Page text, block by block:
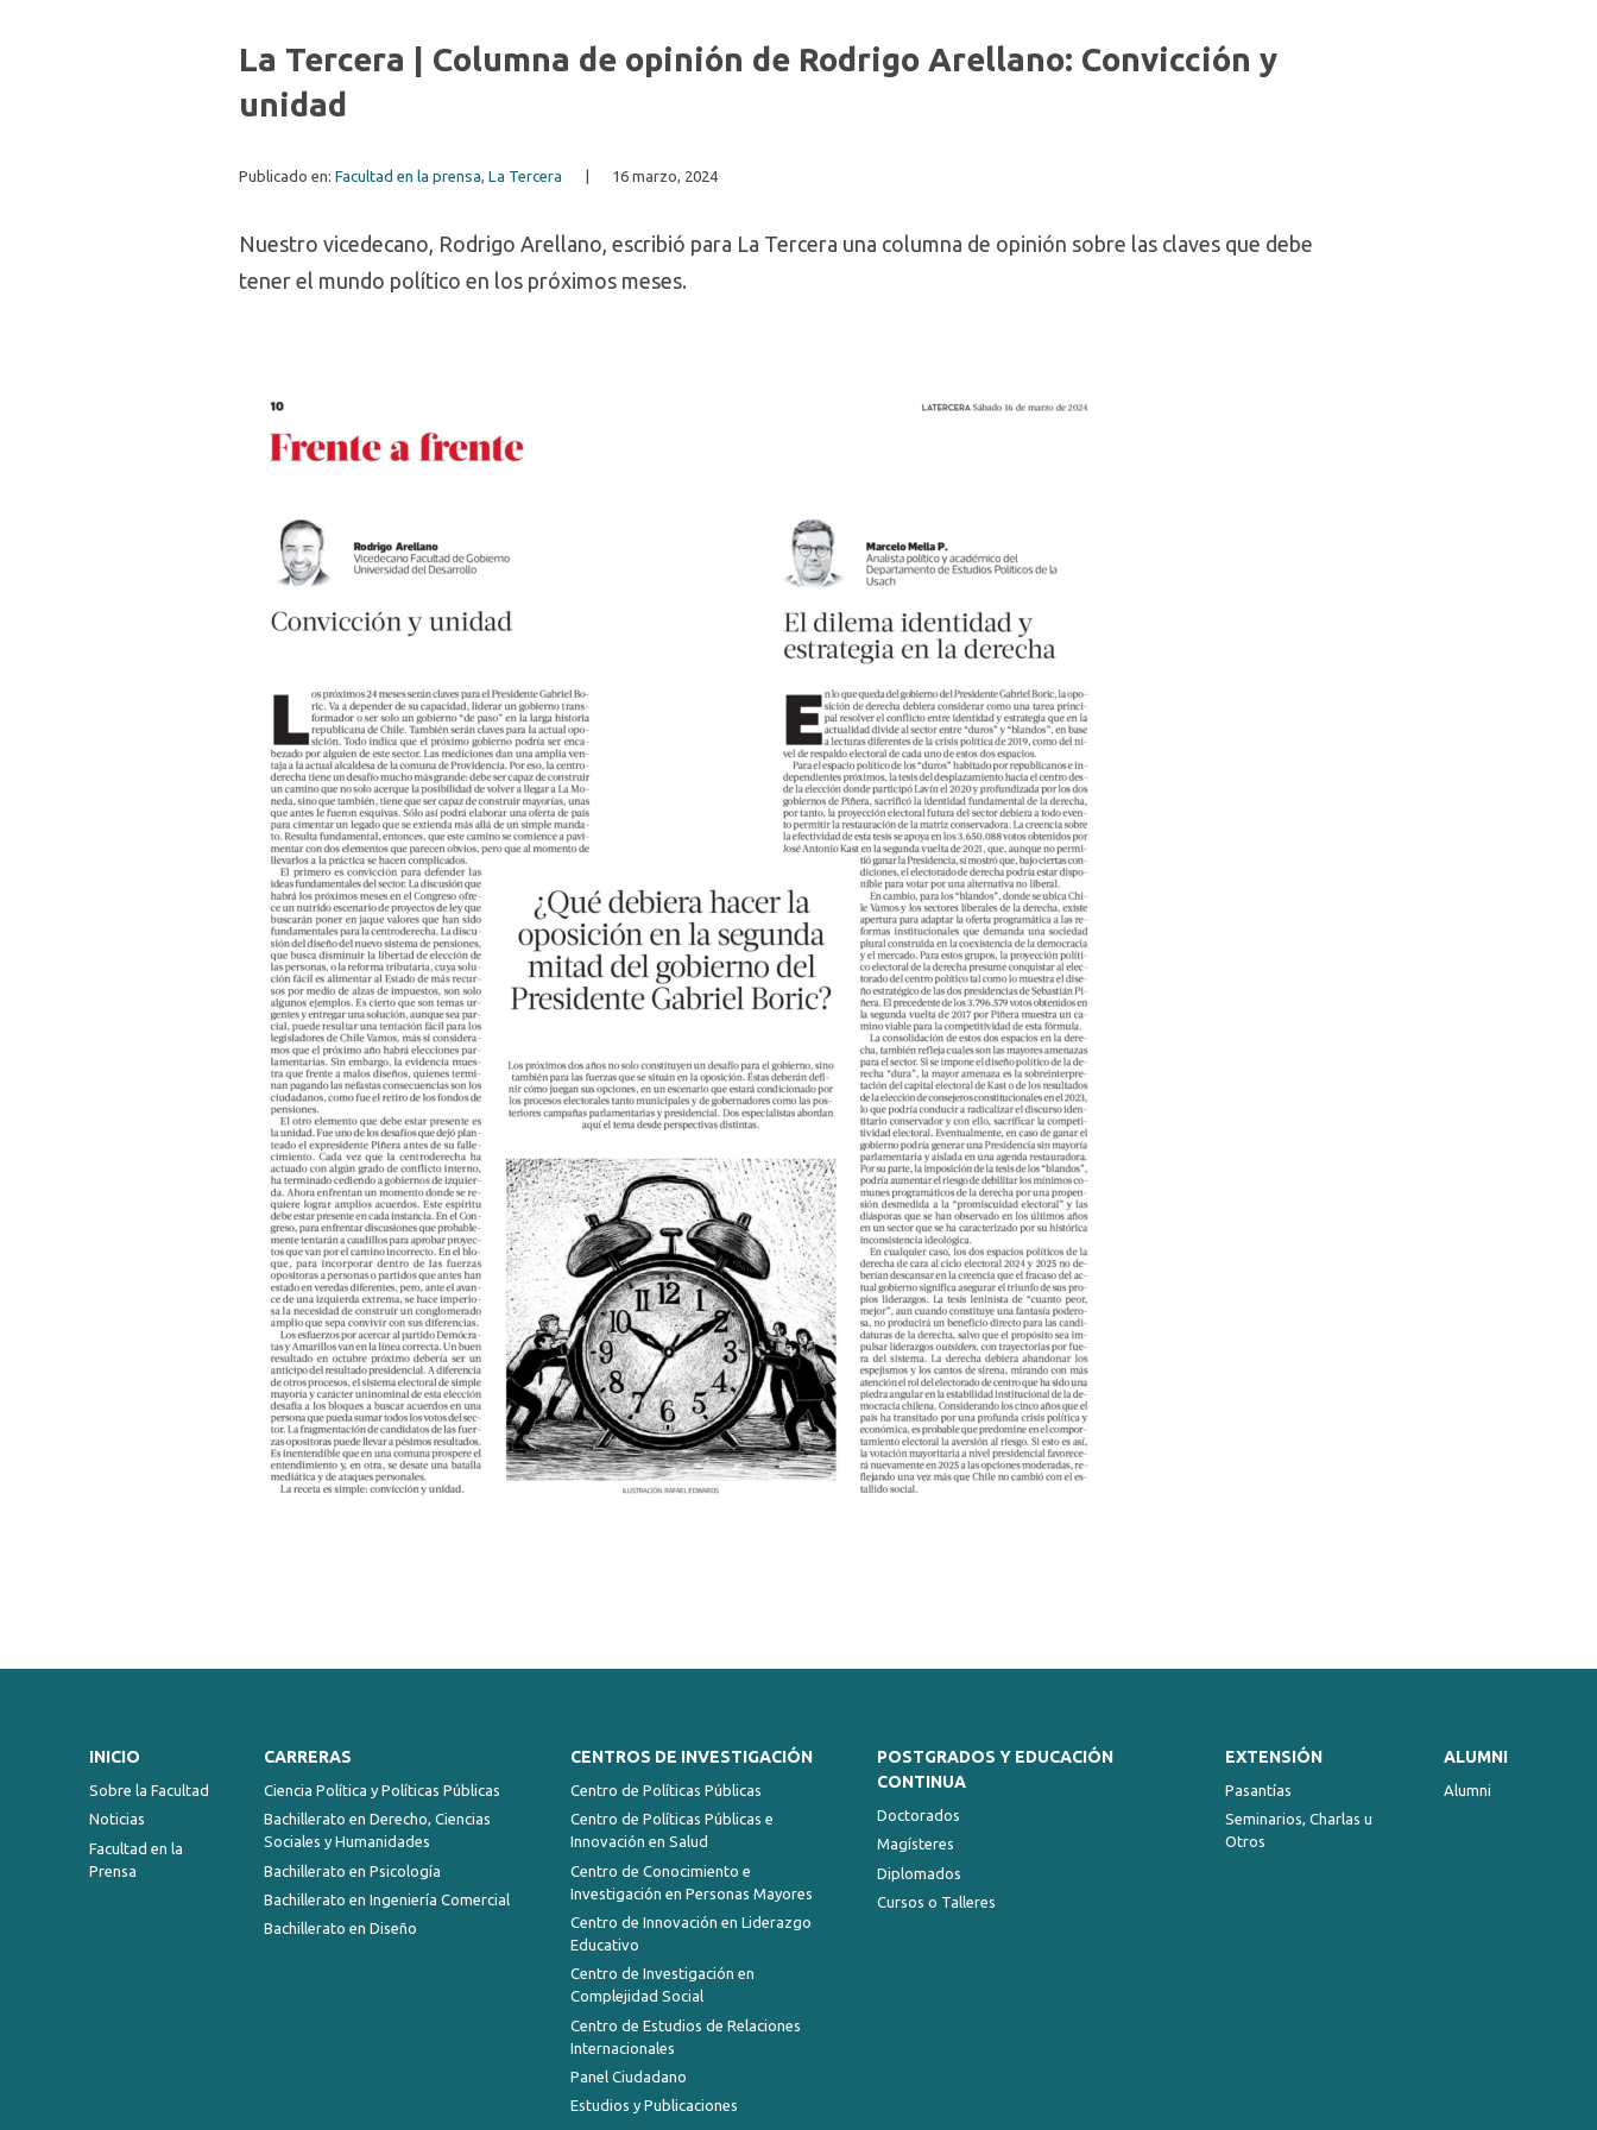
La Tercera | Columna de opinión de Rodrigo Arellano: Convicción y
unidad
Publicado en: Facultad en la prensa, La Tercera 16 marzo, 2024
Nuestro vicedecano, Rodrigo Arellano, escribió para La Tercera una columna de opinión sobre las claves que debe
tener el mundo político en los próximos meses.
INICIO
Sobre la Facultad
Noticias
Facultad en la
Prensa
CARRERAS
Ciencia Política y Políticas Públicas
Bachillerato en Derecho, Ciencias
Sociales y Humanidades
Bachillerato en Psicología
Bachillerato en Ingeniería Comercial
Bachillerato en Diseño
CENTROS DE INVESTIGACIÓN
Centro de Políticas Públicas
Centro de Políticas Públicas e
Innovación en Salud
Centro de Conocimiento e
Investigación en Personas Mayores
Centro de Innovación en Liderazgo
Educativo
Centro de Investigación en
Complejidad Social
Centro de Estudios de Relaciones
Internacionales
Panel Ciudadano
Estudios y Publicaciones
POSTGRADOS Y EDUCACIÓN
CONTINUA
Doctorados
Magísteres
Diplomados
Cursos o Talleres
EXTENSIÓN
Pasantías
Seminarios, Charlas u
Otros
ALUMNI
Alumni